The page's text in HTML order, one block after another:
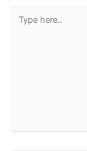
here..